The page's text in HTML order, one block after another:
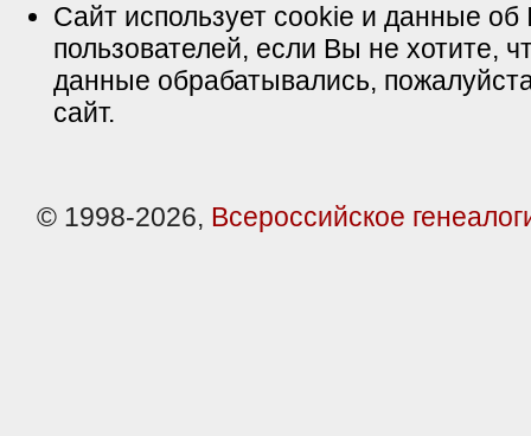
Сайт использует cookie и данные об
пользователей, если Вы не хотите,
данные обрабатывались,
сайт.
© 1998-2026, Всероссийское